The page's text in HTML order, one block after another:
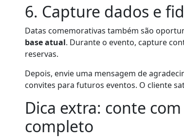
6. Capture dados e
Datas comemorativas também são
base atual. Durante o evento, capture
reservas.
Depois, envie uma mensagem de
convites para futuros eventos. O cliente
Dica extra: conte
completo